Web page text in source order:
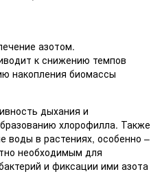
азотом.
к снижению темпов
накопления биомассы
дыхания и
хлорофилла. Также
в растениях, особенно –
необходимым для
и фиксации ими азота